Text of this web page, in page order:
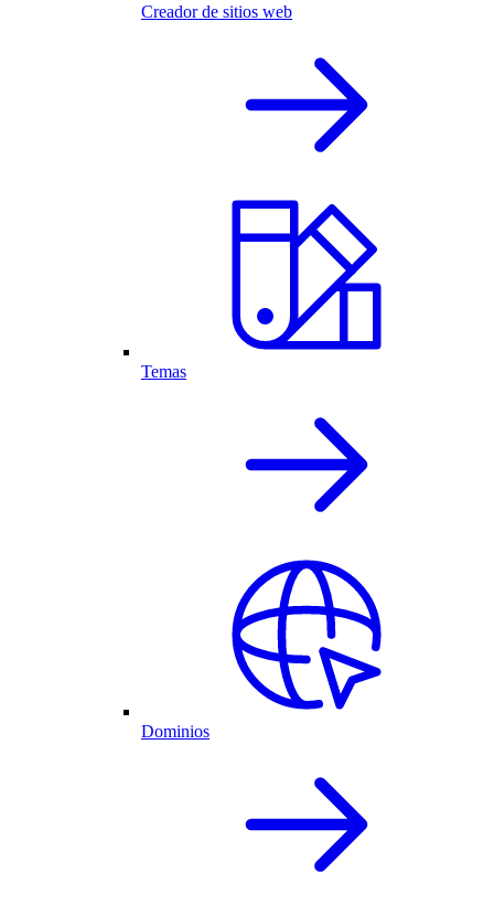
Creador de sitios web
Temas
Dominios